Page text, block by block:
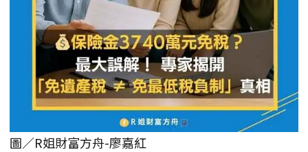
圖／R姐財富方舟-廖嘉紅